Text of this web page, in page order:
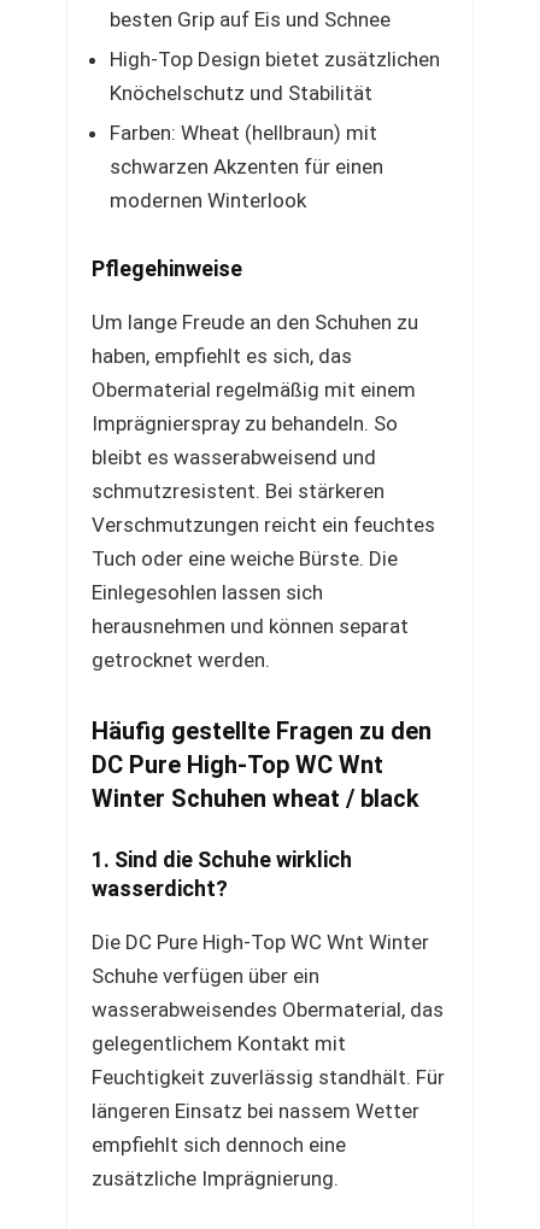
besten Grip auf Eis und Schnee
High-Top Design bietet zusätzlichen
Knöchelschutz und Stabilität
Farben: Wheat (hellbraun) mit
schwarzen Akzenten für einen
modernen Winterlook
Pflegehinweise
Um lange Freude an den Schuhen zu
haben, empfiehlt es sich, das
Obermaterial regelmäßig mit einem
Imprägnierspray zu behandeln. So
bleibt es wasserabweisend und
schmutzresistent. Bei stärkeren
Verschmutzungen reicht ein feuchtes
Tuch oder eine weiche Bürste. Die
Einlegesohlen lassen sich
herausnehmen und können separat
getrocknet werden.
Häufig gestellte Fragen zu den
DC Pure High-Top WC Wnt
Winter Schuhen wheat / black
1. Sind die Schuhe wirklich
wasserdicht?
Die DC Pure High-Top WC Wnt Winter
Schuhe verfügen über ein
wasserabweisendes Obermaterial, das
gelegentlichem Kontakt mit
Feuchtigkeit zuverlässig standhält. Für
längeren Einsatz bei nassem Wetter
empfiehlt sich dennoch eine
zusätzliche Imprägnierung.